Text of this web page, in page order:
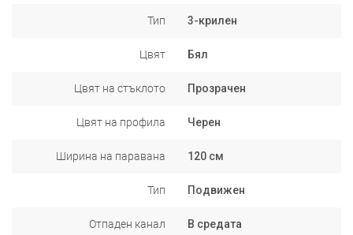
Тип 3-крилен
Цвят Бял
Цвят на стъклото Прозрачен
Цвят на профила Черен
Ширина на паравана 120 см
Тип Подвижен
Отпаден канал В средата